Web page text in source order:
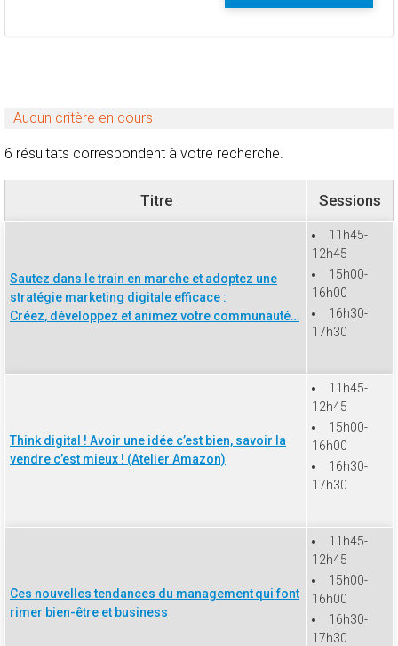
Aucun critère en cours
6 résultats correspondent à votre recherche.
Titre Sessions
Sautez dans le train en marche et adoptez une
stratégie marketing digitale efficace :
Créez, développez et animez votre communauté…
11h45-
12h45
15h00-
16h00
16h30-
17h30
Think digital ! Avoir une idée c’est bien, savoir la
vendre c’est mieux ! (Atelier Amazon)
11h45-
12h45
15h00-
16h00
16h30-
17h30
Ces nouvelles tendances du management qui font
rimer bien-être et business
11h45-
12h45
15h00-
16h00
16h30-
17h30